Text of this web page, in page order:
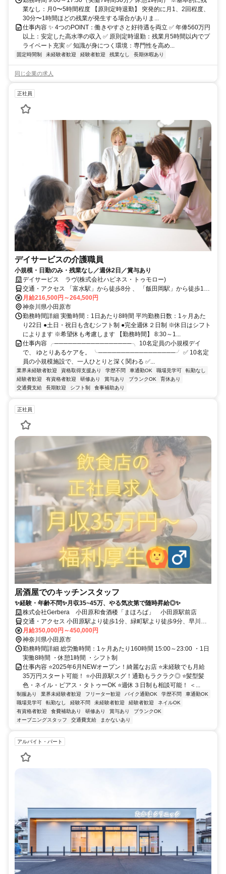
業なし：月0〜5時間程度 【原則定時退勤】 突発的に月1、2回程度、
30分〜1時間ほどの残業が発生する場合がありま...
仕事内容 ✨ 4つのPOINT：働きやすさと好待遇を両立 ✅ 年俸560万円
以上：安定した高水準の収入 ✅ 原則定時退勤：残業月5時間以内でプ
ライベート充実 ✅ 知識が身につく環境：専門性を高め...
固定時間制 未経験者歓迎 経験者歓迎 残業なし 長期休暇あり
同じ企業の求人
正社員
デイサービスの介護職員
小規模・日勤のみ・残業なし／週休2日／賞与あり
デイサービス ラヴ(株式会社ハピネス・トゥモロー)
交通・アクセス 「富水駅」から徒歩8分 、 「飯田岡駅」から徒歩10
分
月給216,500円～264,500円
神奈川県小田原市
勤務時間詳細 実働時間：1日あたり8時間 平均勤務日数：1ヶ月あた
り22日 ●土日・祝日も含むシフト制 ●完全週休２日制 ※休日はシフト
によります ※希望休も考慮します 【勤務時間】 8:30～1...
仕事内容 ╭─────────────────╮ 10名定員の小規模デイ
で、 ゆとりあるケアを。 ╰─────────────────╯ ✅ 10名定
員の小規模施設で、一人ひとりと深く関わる ✅...
業界未経験者歓迎 資格取得支援あり 学歴不問 車通勤OK 職場見学可
転勤なし
経験者歓迎
有資格者歓迎 研修あり 賞与あり ブランクOK
育休あり
交通費支給
長期歓迎 シフト制 食事補助あり
正社員
居酒屋でのキッチンスタッフ
✨経験・年齢不問✨月収35~45万、やる気次第で随時昇給◎✨
株式会社Gerbera 小田原和食酒楼「まほろば」 小田原駅前店
交通・アクセス 小田原駅より徒歩1分、緑町駅より徒歩9分、早川
駅・風祭駅・井細田駅・箱根板橋駅より車で13分、入生田駅・鴨宮駅
より車で16分 ●車通勤OK
月給350,000円～450,000円
神奈川県小田原市
勤務時間詳細 総労働時間：1ヶ月あたり160時間 15:00～23:00 ・1日
実働8時間 ・休憩1時間 ・シフト制
仕事内容 ⭐2025年6月NEWオープン！綺麗なお店 ⭐未経験でも月給
35万円スタート可能！ ⭐小田原駅スグ！通勤もラクラク◎ ⭐髪型髪
色・ネイル・ピアス・タトゥーOK ⭐週休３日制も相談可能！ ＜...
制服あり 業界未経験者歓迎 フリーター歓迎 バイク通勤OK 学歴不問
車通勤OK
職場見学可
転勤なし 経験不問 未経験者歓迎 経験者歓迎
ネイルOK
有資格者歓迎
食費補助あり 研修あり 賞与あり
ブランクOK
オープニングスタッフ
交通費支給 まかないあり
アルバイト・パート